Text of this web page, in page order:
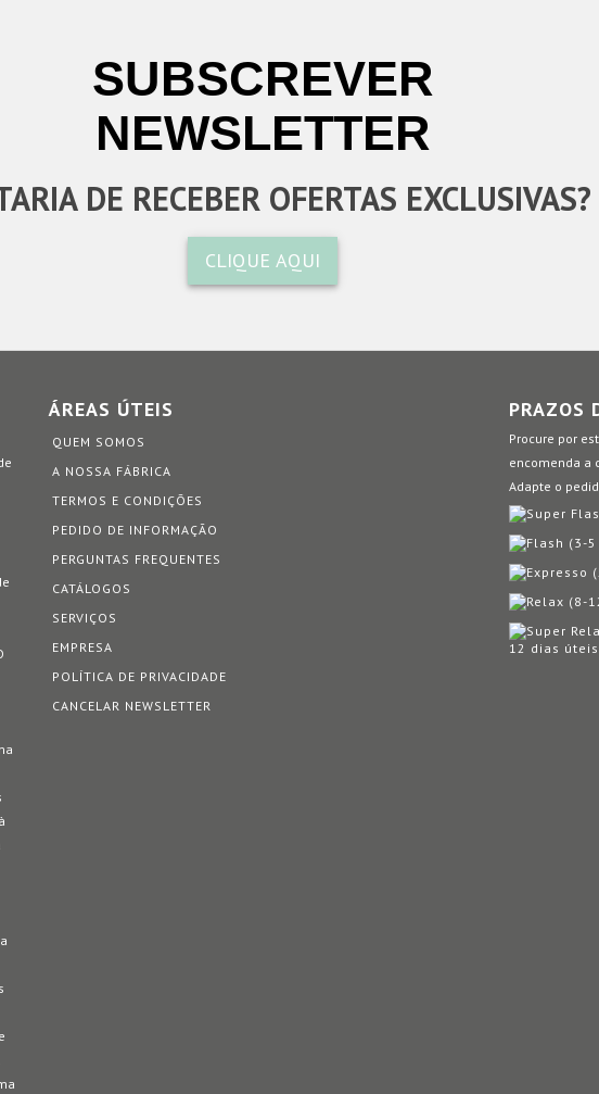
SUBSCREVER
NEWSLETTER
DE RECEBER OFERTAS EXCLUSIVAS?
CLIQUE AQUI
ÁREAS ÚTEIS
QUEM SOMOS
A NOSSA FÁBRICA
TERMOS E CONDIÇÕES
PEDIDO DE INFORMAÇÃO
PERGUNTAS FREQUENTES
CATÁLOGOS
SERVIÇOS
EMPRESA
POLÍTICA DE PRIVACIDADE
CANCELAR NEWSLETTER
PRAZOS
Procure por
encomenda a
Adapte o
12 dias